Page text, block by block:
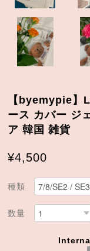
【byemypie
ース カバー ジ
ア 韓国 雑貨
¥4,500
種類
数量